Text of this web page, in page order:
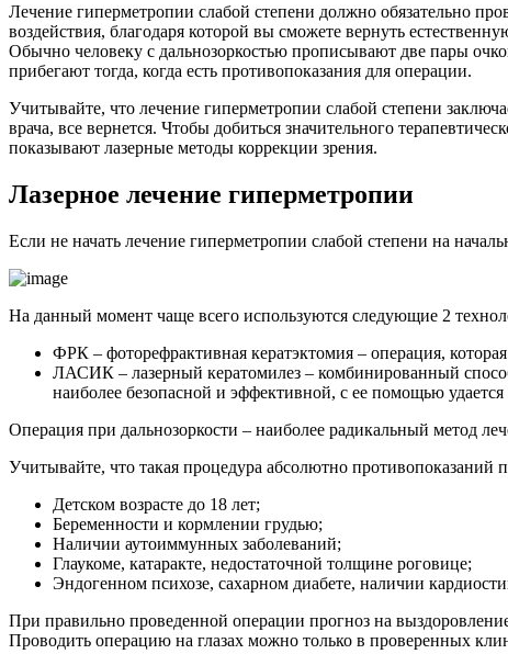
Лечение гиперметропии слабой степени должно обязательно
воздействия, благодаря которой вы сможете вернуть
Обычно человеку с дальнозоркостью прописывают две пары
прибегают тогда, когда есть противопоказания для операции.
Учитывайте, что лечение гиперметропии слабой степени
врача, все вернется. Чтобы добиться значительного
показывают лазерные методы коррекции зрения.
Лазерное лечение гиперметропии
Если не начать лечение гиперметропии слабой степени на
На данный момент чаще всего используются следующие 2
ФРК – фоторефрактивная кератэктомия – операция,
ЛАСИК – лазерный кератомилез – комбинированный
наиболее безопасной и эффективной, с ее помощью
Операция при дальнозоркости – наиболее радикальный метод
Учитывайте, что такая процедура абсолютно противопоказаний
Детском возрасте до 18 лет;
Беременности и кормлении грудью;
Наличии аутоиммунных заболеваний;
Глаукоме, катаракте, недостаточной толщине роговице;
Эндогенном психозе, сахарном диабете, наличии
При правильно проведенной операции прогноз на
Проводить операцию на глазах можно только в проверенных